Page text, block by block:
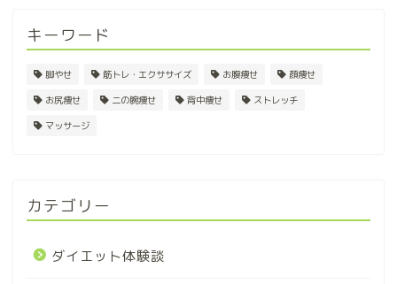
キーワード
脚やせ 筋トレ・エクササイズ お腹痩せ 顔痩せ
お尻痩せ 二の腕痩せ 背中痩せ ストレッチ
マッサージ
カテゴリー
ダイエット体験談